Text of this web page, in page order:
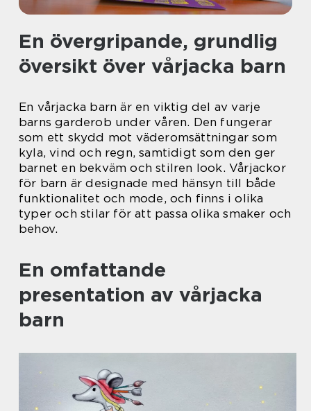
En övergripande, grundlig
översikt över vårjacka barn
En vårjacka barn är en viktig del av varje
barns garderob under våren. Den fungerar
som ett skydd mot väderomsättningar som
kyla, vind och regn, samtidigt som den ger
barnet en bekväm och stilren look. Vårjackor
för barn är designade med hänsyn till både
funktionalitet och mode, och finns i olika
typer och stilar för att passa olika smaker och
behov.
En omfattande
presentation av vårjacka
barn